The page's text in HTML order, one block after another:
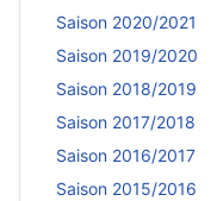
Saison 2020/2021
Saison 2019/2020
Saison 2018/2019
Saison 2017/2018
Saison 2016/2017
Saison 2015/2016